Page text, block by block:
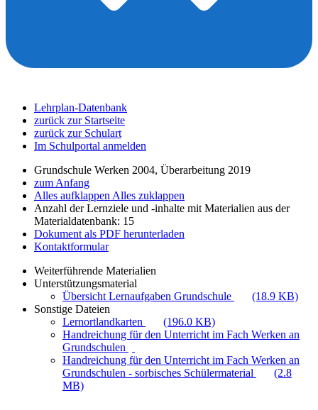
Lehrplan-Datenbank
zurück zur Startseite
zurück zur Schulart
Im Schulportal anmelden
Grundschule Werken 2004, Überarbeitung 2019
zum Anfang
Alles aufklappen Alles zuklappen
Anzahl der Lernziele und -inhalte mit Materialien aus der
Materialdatenbank: 15
Dokument als PDF herunterladen
Kontaktformular
Weiterführende Materialien
Unterstützungsmaterial
Übersicht Lernaufgaben Grundschule
(18.9 KB)
Sonstige Dateien
Lernortlandkarten
(196.0 KB)
Handreichung für den Unterricht im Fach Werken an
Grundschulen
Handreichung für den Unterricht im Fach Werken an
Grundschulen - sorbisches Schülermaterial
(2.8
MB)